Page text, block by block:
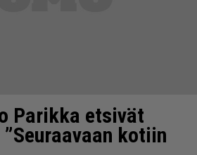
Parikka etsivät
kotiin